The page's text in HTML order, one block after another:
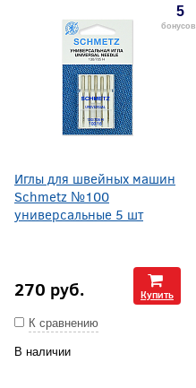
5
бонусов
Иглы для швейных машин
Schmetz №100
универсальные 5 шт
270 руб. Купить
К сравнению
В наличии